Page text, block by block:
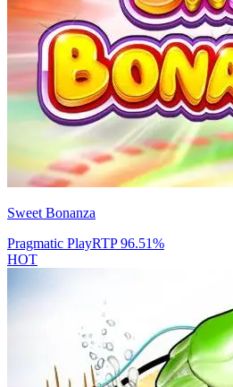
Sweet Bonanza
Pragmatic PlayRTP96.51%
HOT